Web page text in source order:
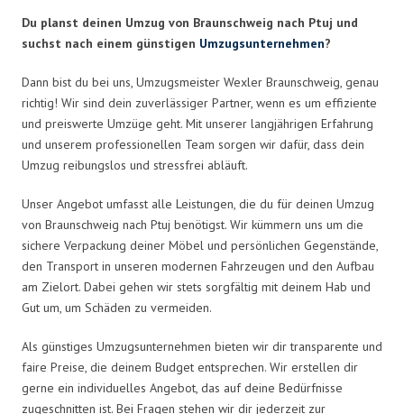
Du planst deinen Umzug von Braunschweig nach Ptuj und
suchst nach einem günstigen Umzugsunternehmen?
Dann bist du bei uns, Umzugsmeister Wexler Braunschweig, genau
richtig! Wir sind dein zuverlässiger Partner, wenn es um effiziente
und preiswerte Umzüge geht. Mit unserer langjährigen Erfahrung
und unserem professionellen Team sorgen wir dafür, dass dein
Umzug reibungslos und stressfrei abläuft.
Unser Angebot umfasst alle Leistungen, die du für deinen Umzug
von Braunschweig nach Ptuj benötigst. Wir kümmern uns um die
sichere Verpackung deiner Möbel und persönlichen Gegenstände,
den Transport in unseren modernen Fahrzeugen und den Aufbau
am Zielort. Dabei gehen wir stets sorgfältig mit deinem Hab und
Gut um, um Schäden zu vermeiden.
Als günstiges Umzugsunternehmen bieten wir dir transparente und
faire Preise, die deinem Budget entsprechen. Wir erstellen dir
gerne ein individuelles Angebot, das auf deine Bedürfnisse
zugeschnitten ist. Bei Fragen stehen wir dir jederzeit zur